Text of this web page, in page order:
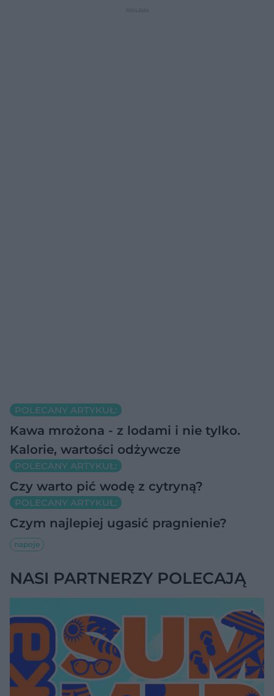
POLECANY ARTYKUŁ:
Kawa mrożona - z lodami i nie tylko.
Kalorie, wartości odżywcze
POLECANY ARTYKUŁ:
Czy warto pić wodę z cytryną?
POLECANY ARTYKUŁ:
Czym najlepiej ugasić pragnienie?
napoje
NASI PARTNERZY POLECAJĄ